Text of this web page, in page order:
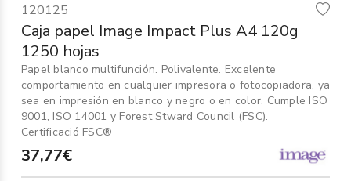
Servicios generales
Seguridad
Material Escolar
120125
Caja papel Image Impact Plus A4 120g
1250 hojas
Papel blanco multifunción. Polivalente. Excelente
comportamiento en cualquier impresora o fotocopiadora, ya
sea en impresión en blanco y negro o en color. Cumple ISO
9001, ISO 14001 y Forest Stward Council (FSC).
Certificació FSC®
37,77€